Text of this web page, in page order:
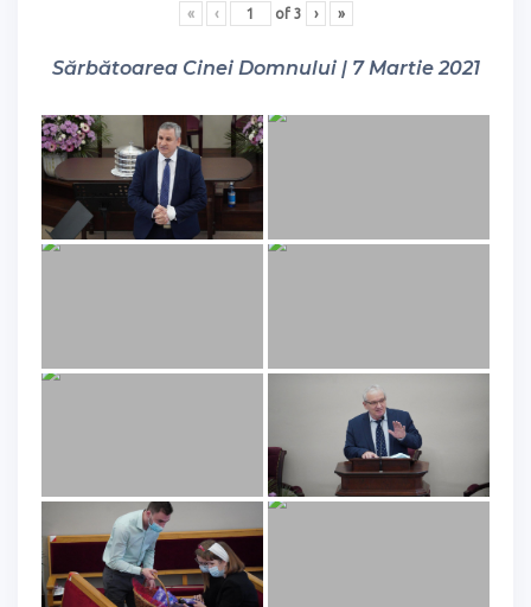
« ‹ of 3 › »
Sărbătoarea Cinei Domnului | 7 Martie 2021